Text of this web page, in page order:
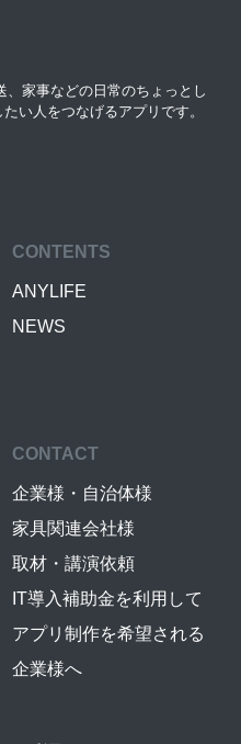
家事などの日常のちょっとし
い人をつなげるアプリです。
CONTENTS
ANYLIFE
NEWS
CONTACT
企業様・自治体様
家具関連会社様
取材・講演依頼
IT導入補助金を利用して
アプリ制作を希望される
企業様へ